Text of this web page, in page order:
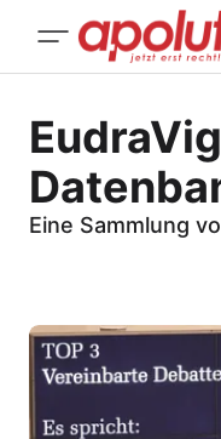
Eine Sammlung